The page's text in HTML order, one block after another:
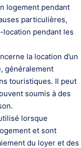
logement pendant
particulières,
location pendant les
la location d’un
généralement
touristiques. Il peut
soumis à des
lorsque
et sont
du loyer et des